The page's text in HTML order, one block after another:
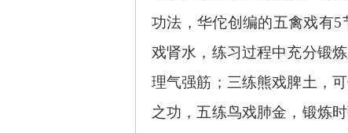
功法，华佗创编的五禽戏有
戏肾水，练习过程中充分锻
理气强筋；三练熊戏脾土，
之功，五练鸟戏肺金，锻炼